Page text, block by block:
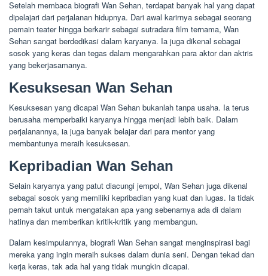
Setelah membaca biografi Wan Sehan, terdapat banyak hal yang dapat
dipelajari dari perjalanan hidupnya. Dari awal karirnya sebagai seorang
pemain teater hingga berkarir sebagai sutradara film ternama, Wan
Sehan sangat berdedikasi dalam karyanya. Ia juga dikenal sebagai
sosok yang keras dan tegas dalam mengarahkan para aktor dan aktris
yang bekerjasamanya.
Kesuksesan Wan Sehan
Kesuksesan yang dicapai Wan Sehan bukanlah tanpa usaha. Ia terus
berusaha memperbaiki karyanya hingga menjadi lebih baik. Dalam
perjalanannya, ia juga banyak belajar dari para mentor yang
membantunya meraih kesuksesan.
Kepribadian Wan Sehan
Selain karyanya yang patut diacungi jempol, Wan Sehan juga dikenal
sebagai sosok yang memiliki kepribadian yang kuat dan lugas. Ia tidak
pernah takut untuk mengatakan apa yang sebenarnya ada di dalam
hatinya dan memberikan kritik-kritik yang membangun.
Dalam kesimpulannya, biografi Wan Sehan sangat menginspirasi bagi
mereka yang ingin meraih sukses dalam dunia seni. Dengan tekad dan
kerja keras, tak ada hal yang tidak mungkin dicapai.